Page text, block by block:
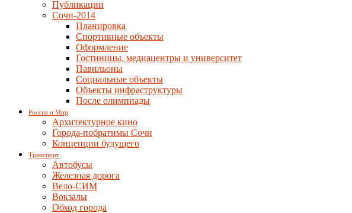
Публикации
Сочи-2014
Планировка
Спортивные объекты
Оформление
Гостиницы, медиацентры и университет
Павильоны
Социальные объекты
Объекты инфраструктуры
После олимпиады
Россия и Мир
Архитектурное кино
Города-побратимы Сочи
Концепции будущего
Транспорт
Автобусы
Железная дорога
Вело-СИМ
Вокзалы
Обход города